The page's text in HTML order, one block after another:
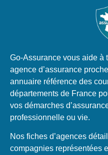
Go-Assurance vous aide à
agence d’assurance
annuaire référence des
départements de France
vos démarches
professionnelle ou vie.
Nos fiches d’agences
compagnies représentées